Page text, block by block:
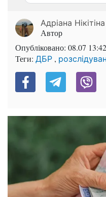
Адріана Нікітіна
Автор
Опубліковано: 08.07 13:42
Теги: ДБР ,